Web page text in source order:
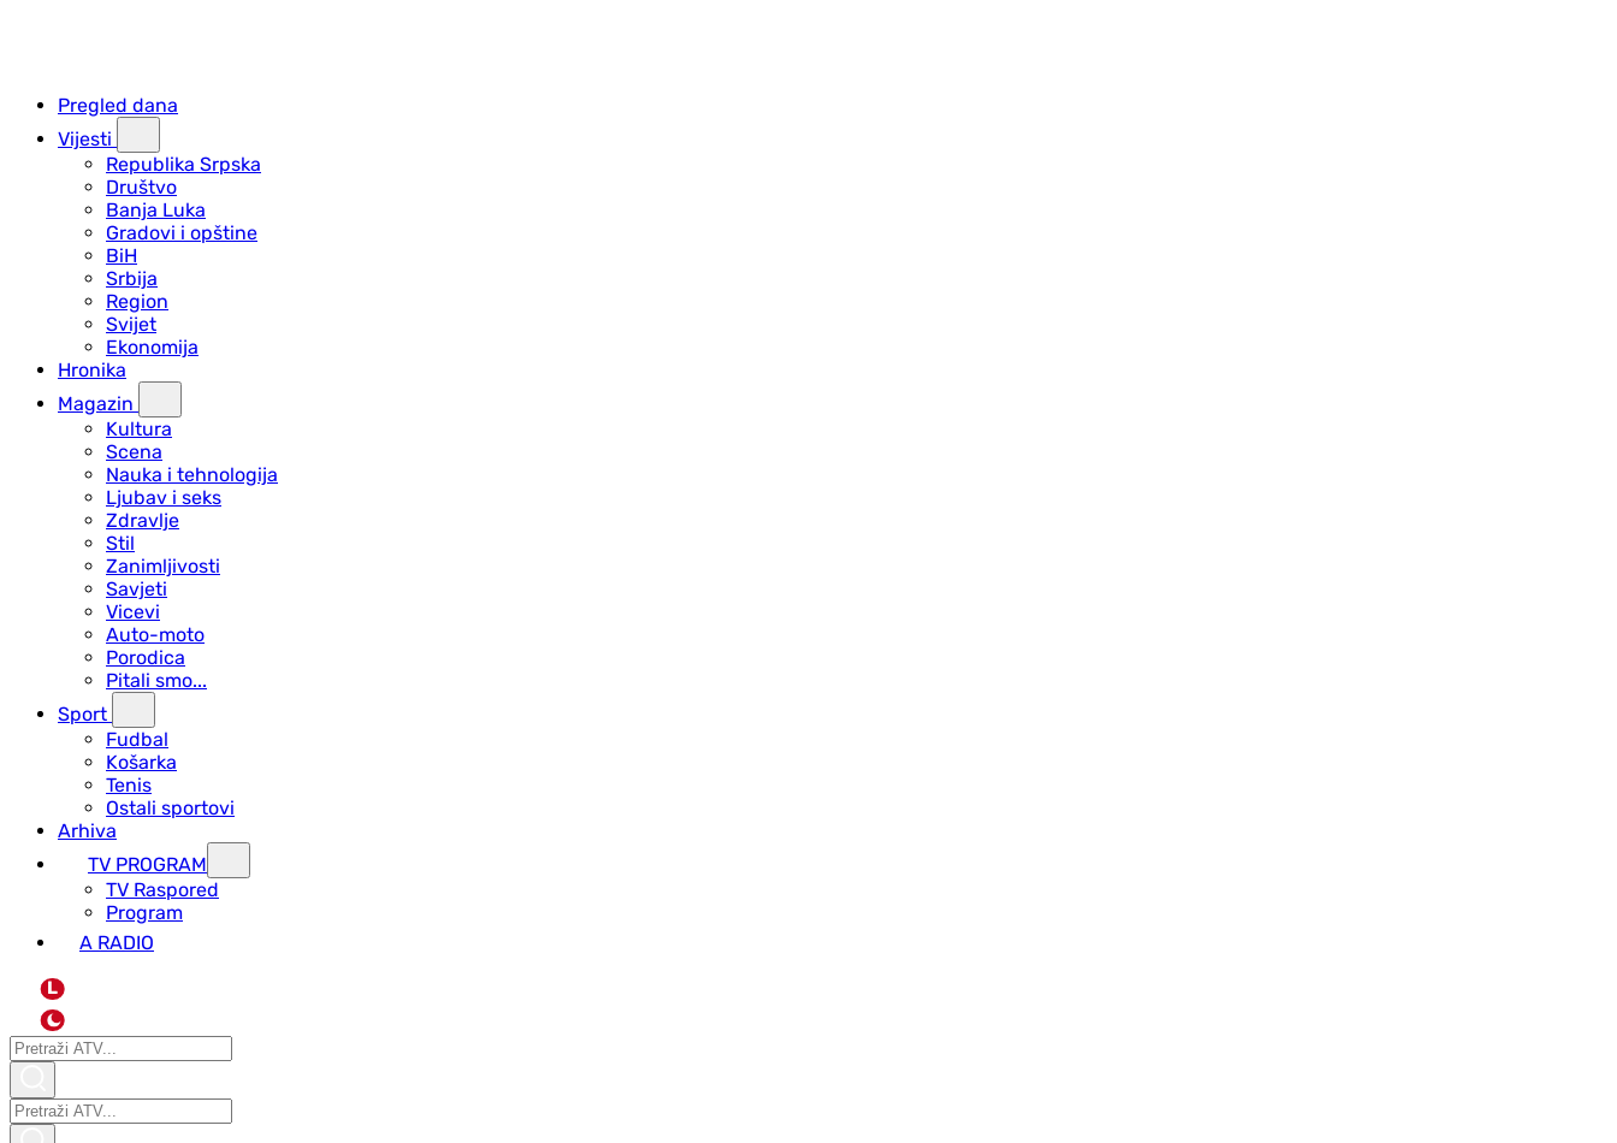
Pregled dana
Vijesti
Republika Srpska
Društvo
Banja Luka
Gradovi i opštine
BiH
Srbija
Region
Svijet
Ekonomija
Hronika
Magazin
Kultura
Scena
Nauka i tehnologija
Ljubav i seks
Zdravlje
Stil
Zanimljivosti
Savjeti
Vicevi
Auto-moto
Porodica
Pitali smo...
Sport
Fudbal
Košarka
Tenis
Ostali sportovi
Arhiva
TV PROGRAM
ТV Raspored
Program
A RADIO
L